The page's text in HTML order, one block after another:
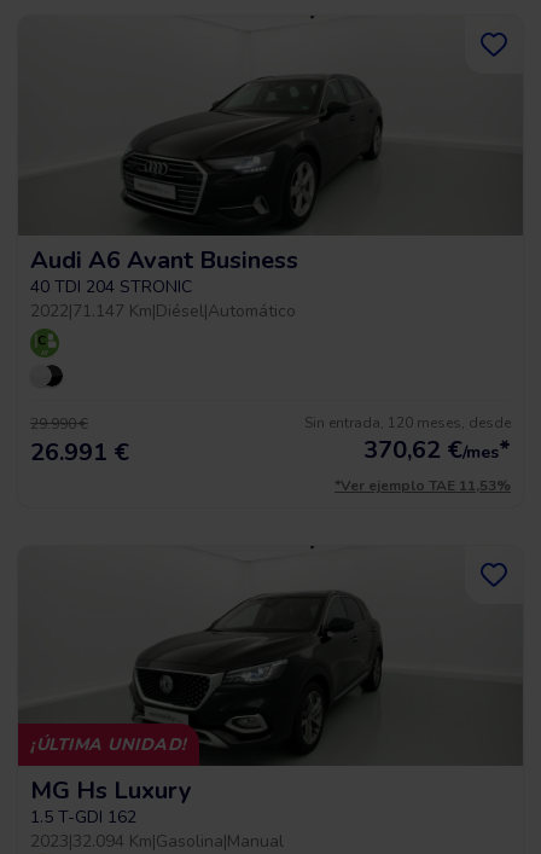
Audi A6 Avant Business
40 TDI 204 STRONIC
2022|71.147 Km|Diésel|Automático
29.990 €
26.991 €
Sin entrada, 120 meses, desde
370,62 €/mes*
*Ver ejemplo TAE 11,53%
¡ÚLTIMA UNIDAD!
MG Hs Luxury
1.5 T-GDI 162
2023|32.094 Km|Gasolina|Manual